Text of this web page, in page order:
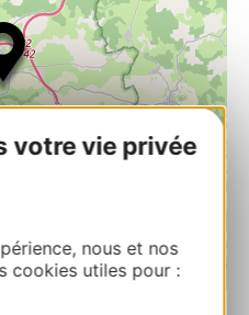
votre vie privée
nous et nos
cookies utiles pour :